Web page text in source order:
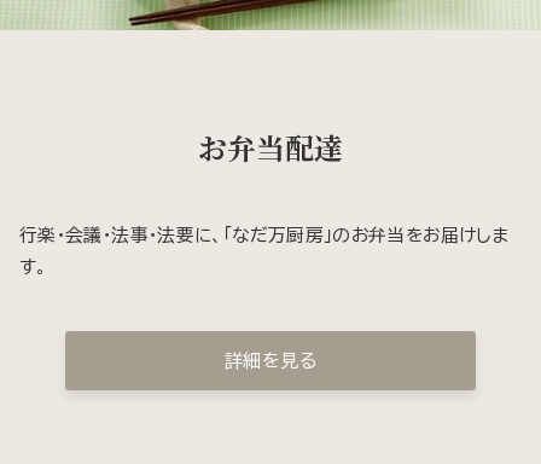
お弁当配達
行楽・会議・法事・法要に、「なだ万厨房」のお弁当をお届けしま
す。
詳細を見る